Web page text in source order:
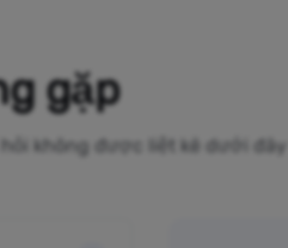
gặp
không được liệt kê dưới đây